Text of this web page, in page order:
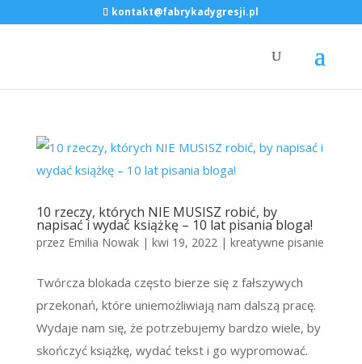
kontakt@fabrykadygresji.pl
10 rzeczy, których NIE MUSISZ robić, by
napisać i wydać książkę – 10 lat pisania bloga!
przez Emilia Nowak| kwi 19, 2022| kreatywne pisanie
Twórcza blokada często bierze się z fałszywych
przekonań, które uniemożliwiają nam dalszą pracę.
Wydaje nam się, że potrzebujemy bardzo wiele, by
skończyć książkę, wydać tekst i go wypromować.